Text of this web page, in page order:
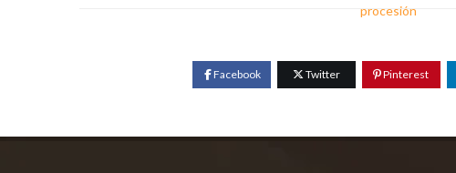
procesión
Facebook Twitter Pinterest